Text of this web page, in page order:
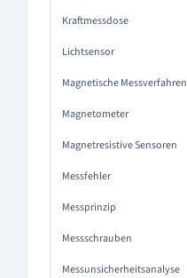
Kraftmessdose
Lichtsensor
Magnetische Messverfahren
Magnetometer
Magnetresistive Sensoren
Messfehler
Messprinzip
Messschrauben
Messunsicherheitsanalyse